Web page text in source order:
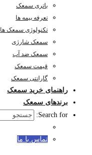
باتری سمعک
تعرفه بیمه ها
تکنولوژی سمعک ها
سمعک شارژی
سمعک ضد آب
قیمت سمعک
گارانتی سمعک
راهنمای خرید سمعک
برندهای سمعک
Search for:
تماس با ما